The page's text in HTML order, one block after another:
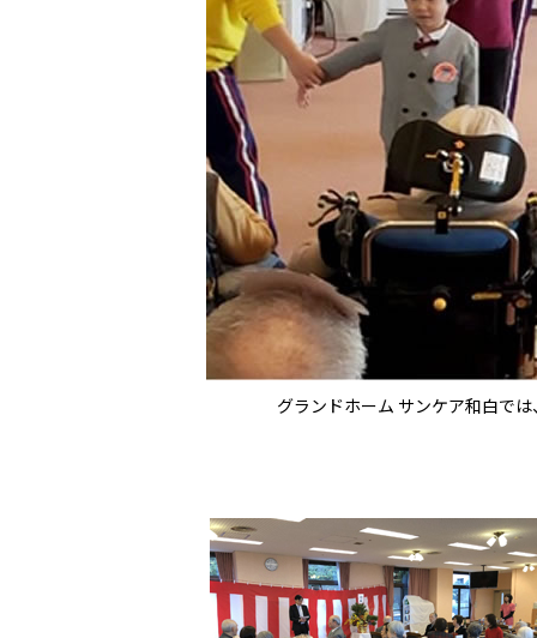
グランドホーム サンケア和白で